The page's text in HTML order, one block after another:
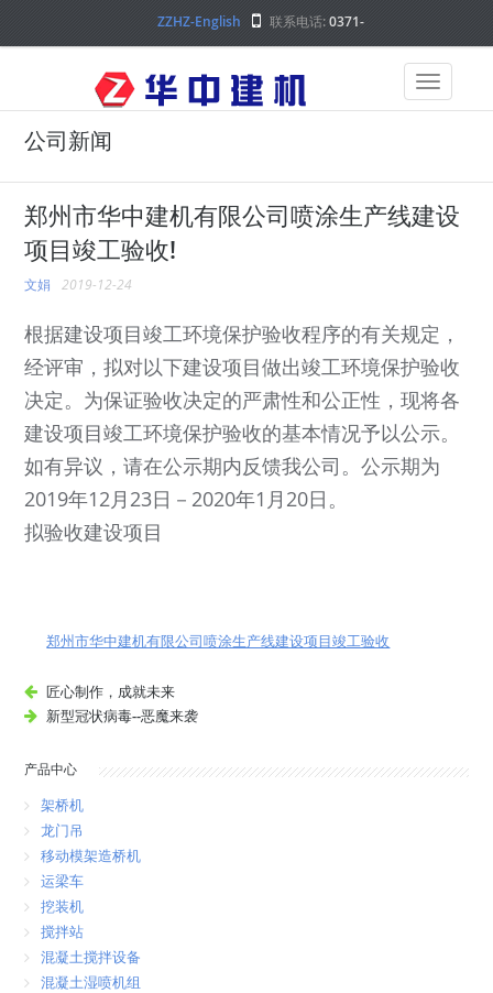
ZZHZ-English 联系电话:0371-
公司新闻
郑州市华中建机有限公司喷涂生产线建设
项目竣工验收!
文娟 2019-12-24
根据建设项目竣工环境保护验收程序的有关规定，
经评审，拟对以下建设项目做出竣工环境保护验收
决定。为保证验收决定的严肃性和公正性，现将各
建设项目竣工环境保护验收的基本情况予以公示。
如有异议，请在公示期内反馈我公司。公示期为
2019年12月23日－2020年1月20日。
拟验收建设项目
郑州市华中建机有限公司喷涂生产线建设项目竣工验收
匠心制作，成就未来
新型冠状病毒--恶魔来袭
产品中心
架桥机
龙门吊
移动模架造桥机
运梁车
挖装机
搅拌站
混凝土搅拌设备
混凝土湿喷机组